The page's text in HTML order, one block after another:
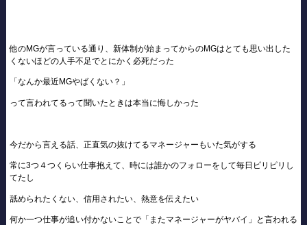
他のMGが言っている通り、新体制が始まってからのMGはとても思い出した
くないほどの人手不足でとにかく必死だった
「なんか最近MGやばくない？」
って言われてるって聞いたときは本当に悔しかった
今だから言える話、正直気の抜けてるマネージャーもいた気がする
常に3つ４つくらい仕事抱えて、時には誰かのフォローをして毎日ピリピリし
てたし
舐められたくない、信用されたい、熱意を伝えたい
何か一つ仕事が追い付かないことで「またマネージャーがヤバイ」と言われる